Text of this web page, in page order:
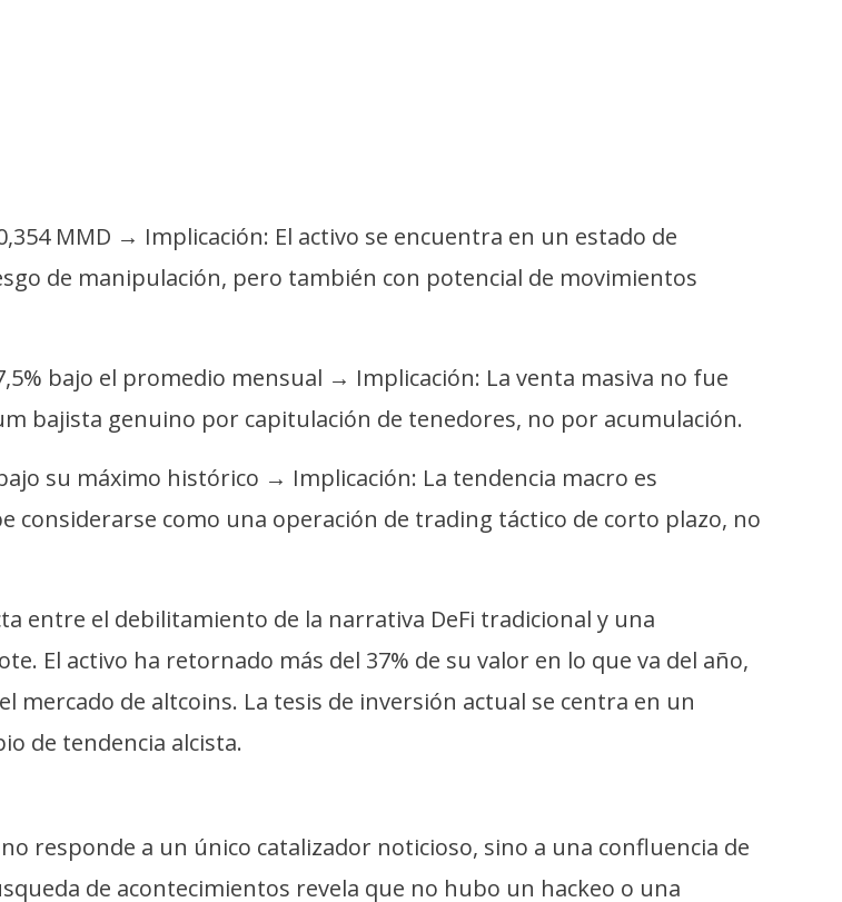
MMD → Implicación: El activo se encuentra en un estado de
de manipulación, pero también con potencial de movimientos
bajo el promedio mensual → Implicación: La venta masiva no fue
bajista genuino por capitulación de tenedores, no por acumulación.
su máximo histórico → Implicación: La tendencia macro es
considerarse como una operación de trading táctico de corto plazo, no
entre el debilitamiento de la narrativa DeFi tradicional y una
El activo ha retornado más del 37% de su valor en lo que va del año,
de altcoins. La tesis de inversión actual se centra en un
de tendencia alcista.
no responde a un único catalizador noticioso, sino a una confluencia de
de acontecimientos revela que no hubo un hackeo o una